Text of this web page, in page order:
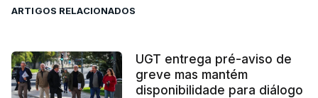
ARTIGOS RELACIONADOS
UGT entrega pré-aviso de
greve mas mantém
disponibilidade para diálogo